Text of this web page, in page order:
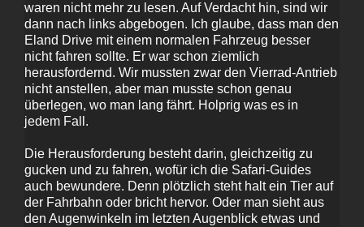
waren nicht mehr zu lesen. Auf Verdacht hin, sind wir
dann nach links abgebogen. Ich glaube, dass man den
Eland Drive mit einem normalen Fahrzeug besser
nicht fahren sollte. Er war schon ziemlich
herausfordernd. Wir mussten zwar den Vierrad-Antrieb
nicht anstellen, aber man musste schon genau
überlegen, wo man lang fährt. Holprig was es in
jedem Fall.
Die Herausforderung besteht darin, gleichzeitig zu
gucken und zu fahren, wofür ich die Safari-Guides
auch bewundere. Denn plötzlich steht halt ein Tier auf
der Fahrbahn oder bricht hervor. Oder man sieht aus
den Augenwinkeln im letzten Augenblick etwas und